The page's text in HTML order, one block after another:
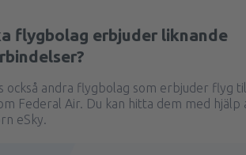
flygbolag erbjuder liknande
också andra flygbolag som erbjuder flyg
Federal Air. Du kan hitta dem med hjälp
eSky.